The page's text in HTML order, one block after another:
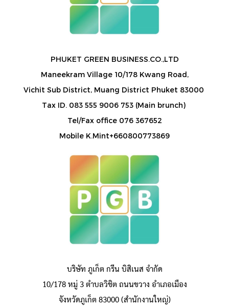
PHUKET GREEN BUSINESS.CO.,LTD
Maneekram Village 10/178 Kwang Road,
Vichit Sub District, Muang District Phuket 83000
Tax ID. 083 555 9006 753 (Main brunch)
Tel/Fax office 076 367652
Mobile K.Mint+660800773869
บริษัท ภูเก็ต กรีน บิสิเนส จำกัด
10/178 หมู่ 3 ตำบลวิชิต ถนนขวาง อำเภอเมือง
จังหวัดภูเก็ต 83000 (สำนักงานใหญ่)